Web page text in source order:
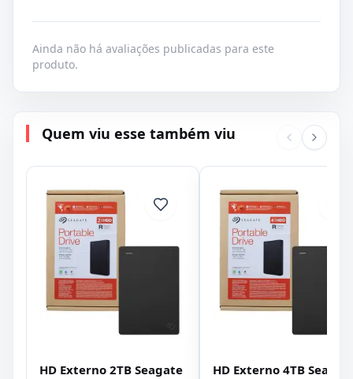
Ainda não há avaliações publicadas para este
produto.
Quem viu esse também viu
HD Externo 2TB Seagate HD Externo 4TB